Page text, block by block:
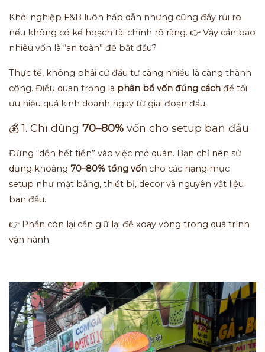
Khởi nghiệp F&B luôn hấp dẫn nhưng cũng đầy rủi ro
nếu không có kế hoạch tài chính rõ ràng. 👉 Vậy cần bao
nhiêu vốn là “an toàn” để bắt đầu?
Thực tế, không phải cứ đầu tư càng nhiều là càng thành
công. Điều quan trọng là phân bổ vốn đúng cách để tối
ưu hiệu quả kinh doanh ngay từ giai đoạn đầu.
💰 1. Chỉ dùng 70–80% vốn cho setup ban đầu
Đừng “dồn hết tiền” vào việc mở quán. Bạn chỉ nên sử
dụng khoảng 70–80% tổng vốn cho các hạng mục
setup như mặt bằng, thiết bị, decor và nguyên vật liệu
ban đầu.
👉 Phần còn lại cần giữ lại để xoay vòng trong quá trình
vận hành.